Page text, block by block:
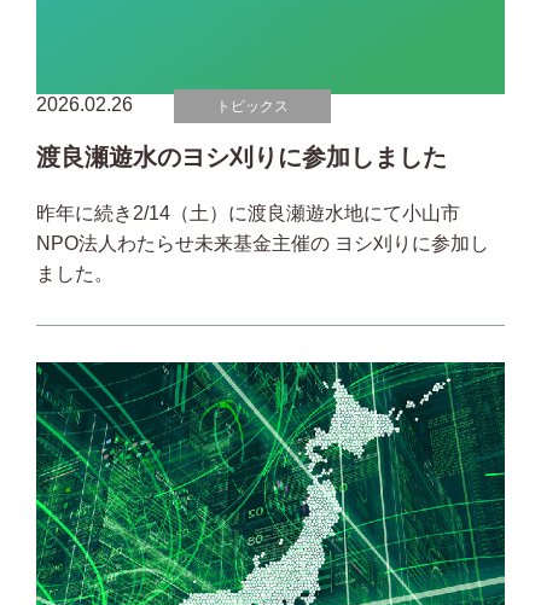
2026.02.26 トピックス
渡良瀬遊水のヨシ刈りに参加しました
昨年に続き2/14（土）に渡良瀬遊水地にて小山市
NPO法人わたらせ未来基金主催の ヨシ刈りに参加し
ました。